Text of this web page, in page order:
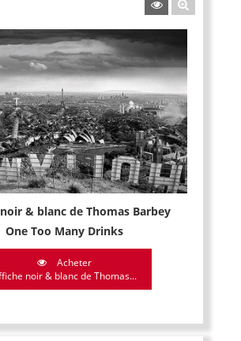
& blanc de Thomas Barbey
One Too Many Drinks
Acheter
noir & blanc de Thomas...